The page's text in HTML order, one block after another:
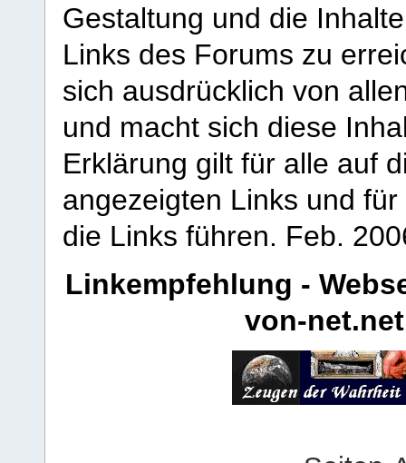
Gestaltung und die
Links des Forums zu
sich ausdrücklich von
und macht sich diese
Erklärung gilt für alle auf
angezeigten Links und
die Links führen. Feb.
Linkempfehlung -
von-net.net